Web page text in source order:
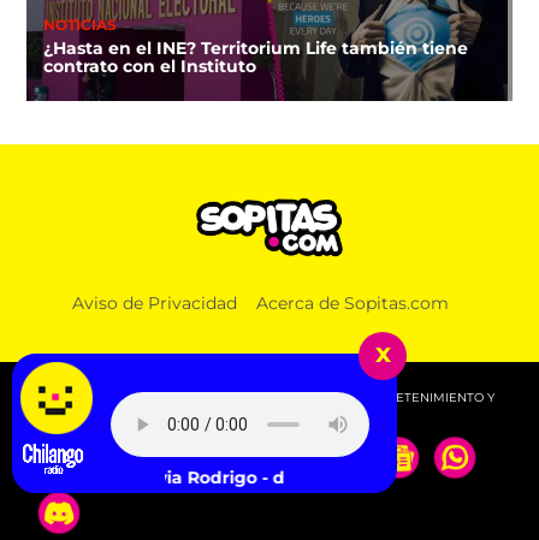
NOTICIAS
¿Hasta en el INE? Territorium Life también tiene
contrato con el Instituto
Aviso de Privacidad Acerca de Sopitas.com
© 2026 SOPITAS.COM - MÚSICA, NOTICIAS, DEPORTES, ENTRETENIMIENTO Y
MÁS!.
x
Olivia Rodrigo - drop dead